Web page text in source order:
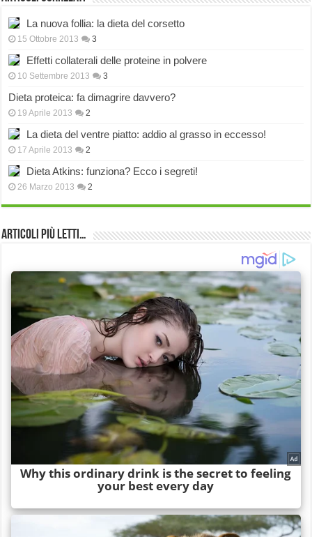
La nuova follia: la dieta del corsetto
15 Ottobre 2013 3
Effetti collaterali delle proteine in polvere
10 Settembre 2013 3
Dieta proteica: fa dimagrire davvero?
19 Aprile 2013 2
La dieta del ventre piatto: addio al grasso in eccesso!
17 Aprile 2013 2
Dieta Atkins: funziona? Ecco i segreti!
26 Marzo 2013 2
Articoli più Letti…